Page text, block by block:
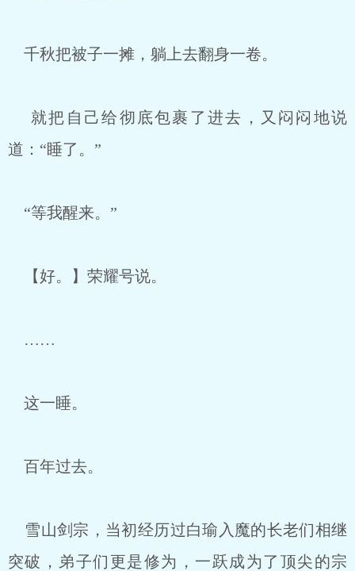
千秋把被子一摊，躺上去翻身一卷。
就把自己给彻底包裹了进去，又闷闷地说
道：“睡了。”
“等我醒来。”
【好。】荣耀号说。
……
这一睡。
百年过去。
雪山剑宗，当初经历过白瑜入魔的长老们相继
突破，弟子们更是修为，一跃成为了顶尖的宗